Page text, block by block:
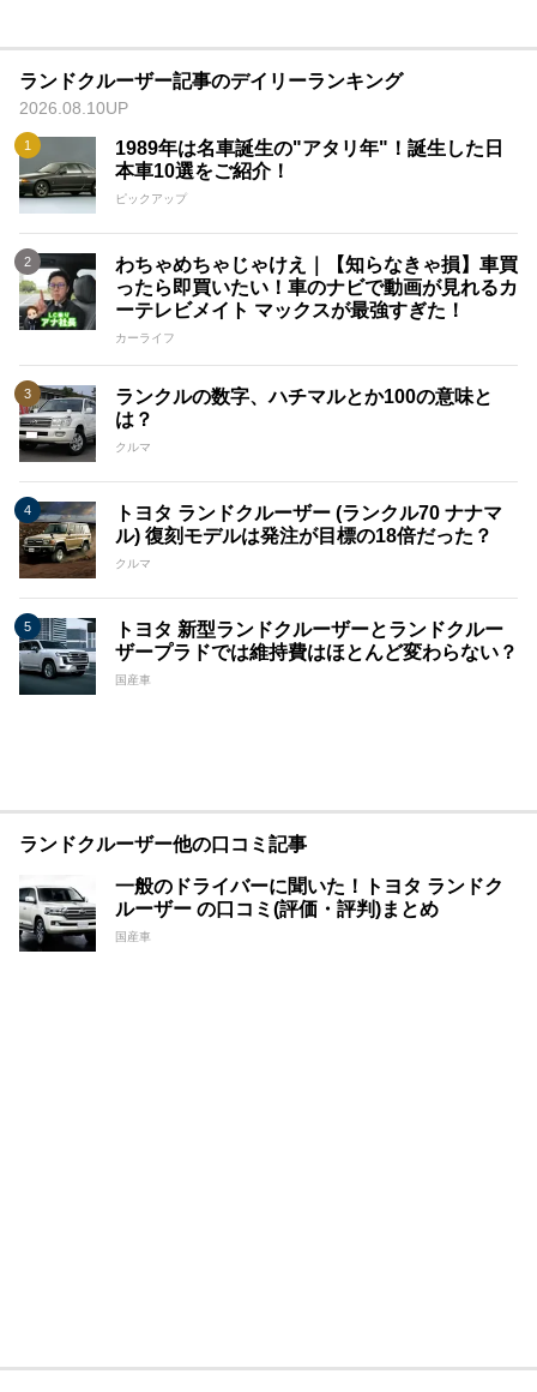
ランドクルーザー記事のデイリーランキング
2026.08.10UP
1989年は名車誕生の"アタリ年"！誕生した日
本車10選をご紹介！
ピックアップ
わちゃめちゃじゃけえ｜【知らなきゃ損】車買
ったら即買いたい！車のナビで動画が見れるカ
ーテレビメイト マックスが最強すぎた！
カーライフ
ランクルの数字、ハチマルとか100の意味と
は？
クルマ
トヨタ ランドクルーザー (ランクル70 ナナマ
ル) 復刻モデルは発注が目標の18倍だった？
クルマ
トヨタ 新型ランドクルーザーとランドクルー
ザープラドでは維持費はほとんど変わらない？
国産車
ランドクルーザー他の口コミ記事
一般のドライバーに聞いた！トヨタ ランドク
ルーザー の口コミ(評価・評判)まとめ
国産車